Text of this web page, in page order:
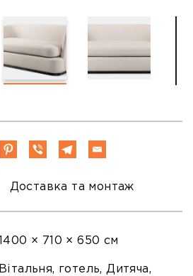
Доставка та монтаж
1400 × 710 × 650 см
Вітальня, готель, Дитяча,